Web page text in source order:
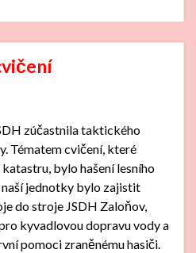
zúčastnila taktického
Tématem cvičení, které
bylo hašení lesního
jednotky bylo zajistit
do stroje JSDH Zaloňov,
kyvadlovou dopravu vody a
pomoci zraněnému hasiči.